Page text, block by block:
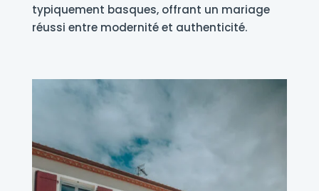
typiquement basques, offrant un mariage
réussi entre modernité et authenticité.